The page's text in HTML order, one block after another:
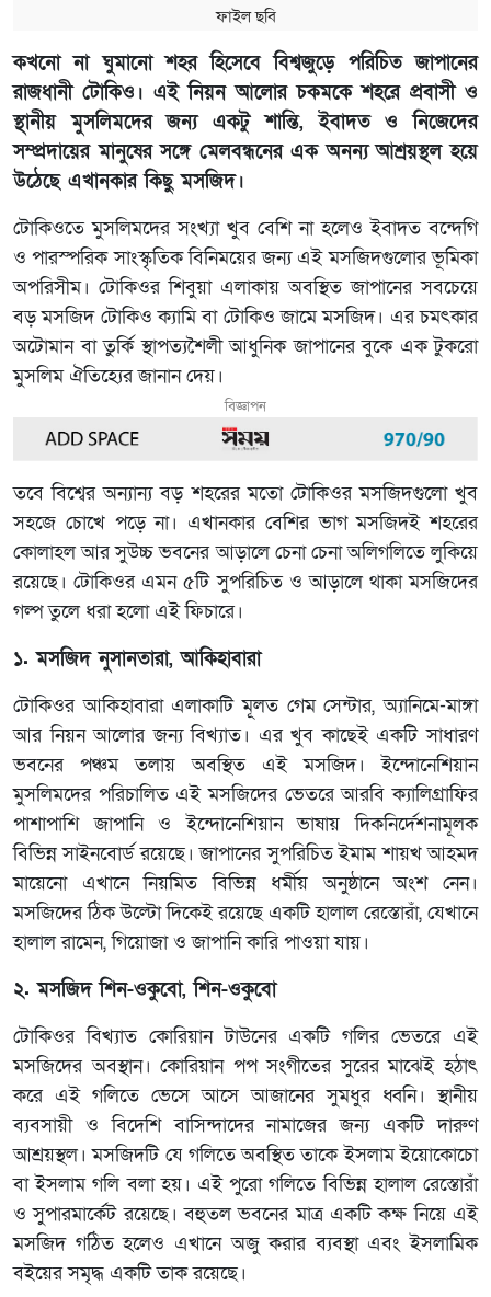
ফাইল ছবি
কখনো না ঘুমানো শহর হিসেবে বিশ্বজুড়ে পরিচিত জাপানের
রাজধানী টোকিও। এই নিয়ন আলোর চকমকে শহরে প্রবাসী ও
স্থানীয় মুসলিমদের জন্য একটু শান্তি, ইবাদত ও নিজেদের
সম্প্রদায়ের মানুষের সঙ্গে মেলবন্ধনের এক অনন্য আশ্রয়স্থল হয়ে
উঠেছে এখানকার কিছু মসজিদ।
টোকিওতে মুসলিমদের সংখ্যা খুব বেশি না হলেও ইবাদত বন্দেগি
ও পারস্পরিক সাংস্কৃতিক বিনিময়ের জন্য এই মসজিদগুলোর ভূমিকা
অপরিসীম। টোকিওর শিবুয়া এলাকায় অবস্থিত জাপানের সবচেয়ে
বড় মসজিদ টোকিও ক্যামি বা টোকিও জামে মসজিদ। এর চমৎকার
অটোমান বা তুর্কি স্থাপত্যশৈলী আধুনিক জাপানের বুকে এক টুকরো
মুসলিম ঐতিহ্যের জানান দেয়।
বিজ্ঞাপন
তবে বিশ্বের অন্যান্য বড় শহরের মতো টোকিওর মসজিদগুলো খুব
সহজে চোখে পড়ে না। এখানকার বেশির ভাগ মসজিদই শহরের
কোলাহল আর সুউচ্চ ভবনের আড়ালে চেনা চেনা অলিগলিতে লুকিয়ে
রয়েছে। টোকিওর এমন ৫টি সুপরিচিত ও আড়ালে থাকা মসজিদের
গল্প তুলে ধরা হলো এই ফিচারে।
১. মসজিদ নুসানতারা, আকিহাবারা
টোকিওর আকিহাবারা এলাকাটি মূলত গেম সেন্টার, অ্যানিমে-মাঙ্গা
আর নিয়ন আলোর জন্য বিখ্যাত। এর খুব কাছেই একটি সাধারণ
ভবনের পঞ্চম তলায় অবস্থিত এই মসজিদ। ইন্দোনেশিয়ান
মুসলিমদের পরিচালিত এই মসজিদের ভেতরে আরবি ক্যালিগ্রাফির
পাশাপাশি জাপানি ও ইন্দোনেশিয়ান ভাষায় দিকনির্দেশনামূলক
বিভিন্ন সাইনবোর্ড রয়েছে। জাপানের সুপরিচিত ইমাম শায়খ আহমদ
মায়েনো এখানে নিয়মিত বিভিন্ন ধর্মীয় অনুষ্ঠানে অংশ নেন।
মসজিদের ঠিক উল্টো দিকেই রয়েছে একটি হালাল রেস্তোরাঁ, যেখানে
হালাল রামেন, গিয়োজা ও জাপানি কারি পাওয়া যায়।
২. মসজিদ শিন-ওকুবো, শিন-ওকুবো
টোকিওর বিখ্যাত কোরিয়ান টাউনের একটি গলির ভেতরে এই
মসজিদের অবস্থান। কোরিয়ান পপ সংগীতের সুরের মাঝেই হঠাৎ
করে এই গলিতে ভেসে আসে আজানের সুমধুর ধ্বনি। স্থানীয়
ব্যবসায়ী ও বিদেশি বাসিন্দাদের নামাজের জন্য একটি দারুণ
আশ্রয়স্থল। মসজিদটি যে গলিতে অবস্থিত তাকে ইসলাম ইয়োকোচো
বা ইসলাম গলি বলা হয়। এই পুরো গলিতে বিভিন্ন হালাল রেস্তোরাঁ
ও সুপারমার্কেট রয়েছে। বহুতল ভবনের মাত্র একটি কক্ষ নিয়ে এই
মসজিদ গঠিত হলেও এখানে অজু করার ব্যবস্থা এবং ইসলামিক
বইয়ের সমৃদ্ধ একটি তাক রয়েছে।